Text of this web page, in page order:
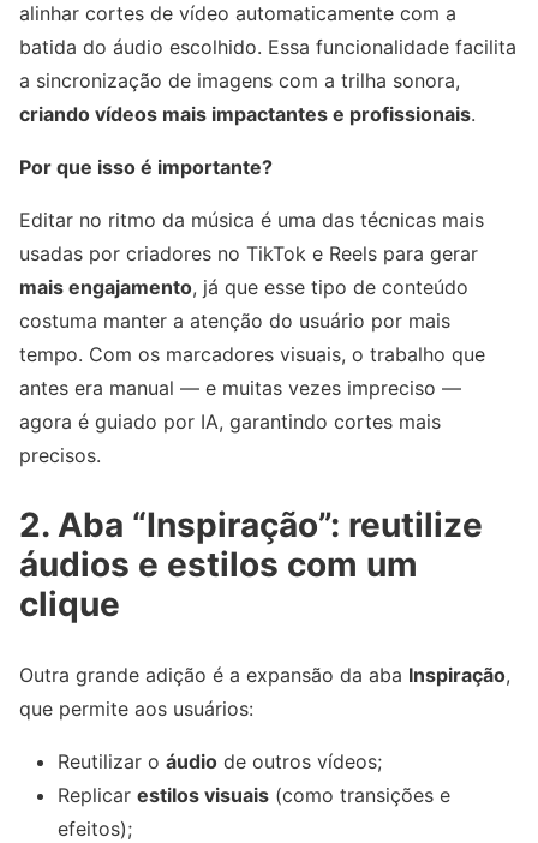
alinhar cortes de vídeo automaticamente com a
batida do áudio escolhido. Essa funcionalidade facilita
a sincronização de imagens com a trilha sonora,
criando vídeos mais impactantes e profissionais.
Por que isso é importante?
Editar no ritmo da música é uma das técnicas mais
usadas por criadores no TikTok e Reels para gerar
mais engajamento, já que esse tipo de conteúdo
costuma manter a atenção do usuário por mais
tempo. Com os marcadores visuais, o trabalho que
antes era manual — e muitas vezes impreciso —
agora é guiado por IA, garantindo cortes mais
precisos.
2. Aba “Inspiração”: reutilize
áudios e estilos com um
clique
Outra grande adição é a expansão da aba Inspiração,
que permite aos usuários:
Reutilizar o áudio de outros vídeos;
Replicar estilos visuais (como transições e
efeitos);